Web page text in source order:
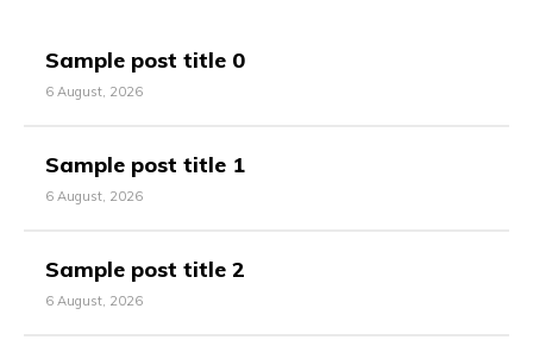
Sample post title 0
6 August, 2026
Sample post title 1
6 August, 2026
Sample post title 2
6 August, 2026